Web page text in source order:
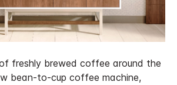
freshly brewed coffee around the
bean-to-cup coffee machine,